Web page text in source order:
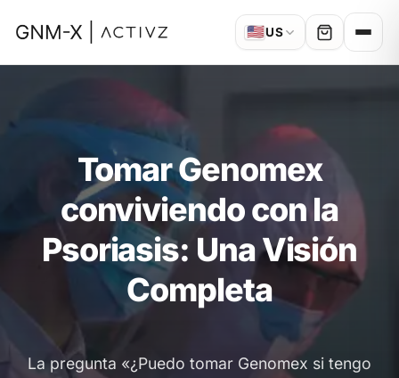
🇺🇸US
Tomar Genomex
conviviendo con la
Psoriasis: Una Visión
Completa
La pregunta «¿Puedo tomar Genomex si tengo